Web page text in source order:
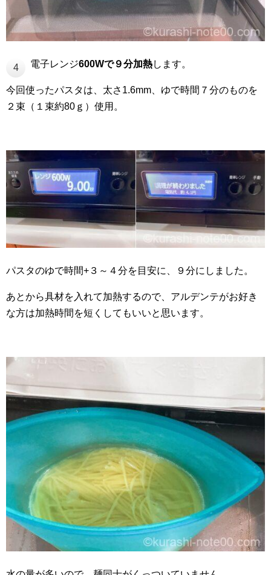
4 電子レンジ600Wで９分加熱します。
今回使ったパスタは、太さ1.6mm、ゆで時間７分のものを
２束（１束約80ｇ）使用。
パスタのゆで時間+３～４分を目安に、９分にしました。
あとから具材を入れて加熱するので、アルデンテがお好き
な方は加熱時間を短くしてもいいと思います。